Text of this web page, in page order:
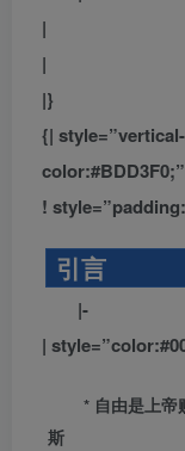
|
|
|}
{|
color:#BDD3F0;”
!
引言
|-
|
* 自由是上
斯